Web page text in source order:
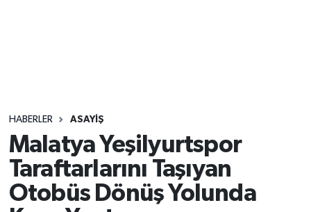
HABERLER ASAYIŞ
Malatya Yeşilyurtspor
Taraftarlarını Taşıyan
Otobüs Dönüş Yolunda
Yaşam